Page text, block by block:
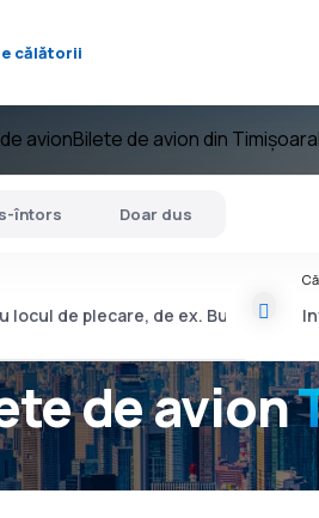
călătorii
avionBilete de avion din Timișoara
de avion
întors Doar dus